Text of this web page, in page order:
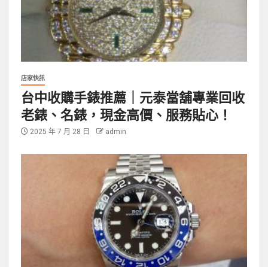
店家快訊
台中收購手錶推薦｜元泰當舖專業回收
老錶、名錶，現金高價、服務貼心！
2025 年 7 月 28 日 admin